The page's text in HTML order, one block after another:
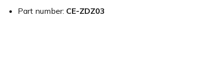
Part number: CE-ZDZ03